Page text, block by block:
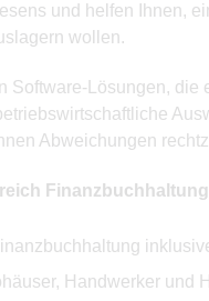
und helfen Ihnen,
wollen.
Software-Lösungen,
Abweichungen
Handwerker und